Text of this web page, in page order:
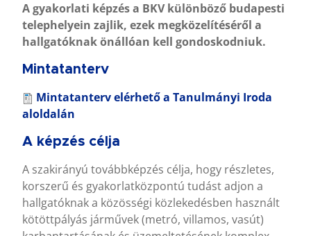
A gyakorlati képzés a BKV különböző budapesti
telephelyein zajlik, ezek megközelítéséről a
hallgatóknak önállóan kell gondoskodniuk.
Mintatanterv
Mintatantervelérhető a Tanulmányi Iroda
aloldalán
A képzés célja
A szakirányú továbbképzés célja, hogy részletes,
korszerű és gyakorlatközpontú tudást adjon a
hallgatóknak a közösségi közlekedésben használt
kötöttpályás járművek (metró, villamos, vasút)